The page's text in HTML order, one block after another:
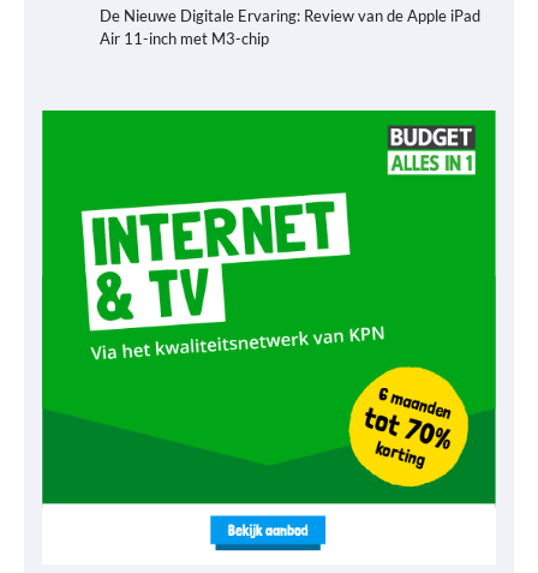
De Nieuwe Digitale Ervaring: Review van de Apple iPad
Air 11-inch met M3-chip